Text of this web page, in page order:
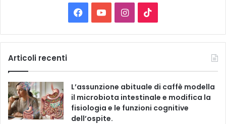
o
r
i
e
a
e
b
o
o
T
u
b
I
n
t
a
g
i
T
o
k
Articoli recenti
L’assunzione abituale di caffè modella
il microbiota intestinale e modifica la
fisiologia e le funzioni cognitive
dell’ospite.